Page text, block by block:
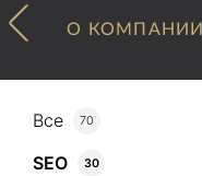
О КОМПАНИИ
Все 70
SEO 30